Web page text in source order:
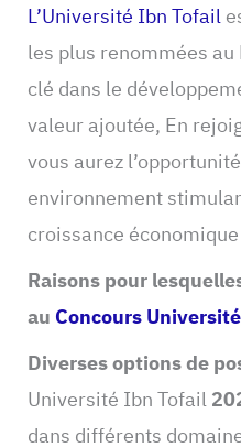
L’Université Ibn Tofail
les plus renommées
clé dans le
valeur ajoutée, En
vous aurez
environnement
croissance
Raisons pour
au Concours Université
Diverses options de
Université Ibn Tofail
dans différents